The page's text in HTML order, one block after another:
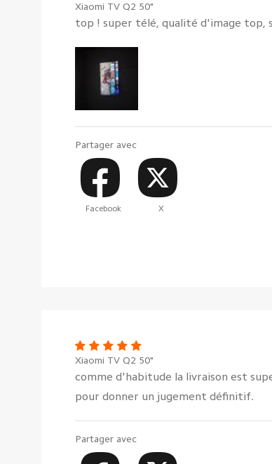
Xiaomi TV Q2 50"
top ! super télé, qualité d'image top,
Partager avec
Facebook X
Xiaomi TV Q2 50"
comme d'habitude la livraison est
pour donner un jugement définitif.
Partager avec